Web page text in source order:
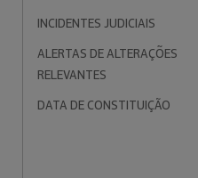
INCIDENTES JUDICIAIS
ALERTAS DE ALTERAÇÕES
RELEVANTES
DATA DE CONSTITUIÇÃO